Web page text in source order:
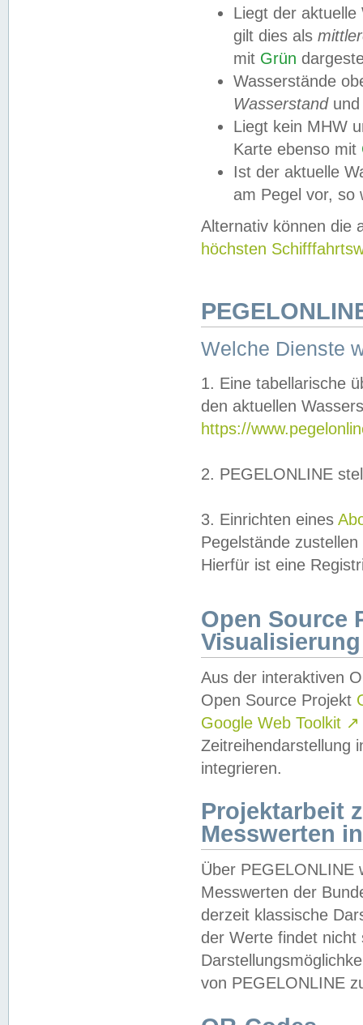
Liegt der
gilt dies als
mit Grün
Wasserstände
Wasserstandund
Liegt kein MHW
Karte ebenso mit
Ist der aktuelle
am Pegel vor,
Alternativ können die
höchsten
Welche Dienste
1. Eine tabellarische
den aktuellen
https://
2. PEGELONLINE
3. Einrichten eines
Pegelstände
Hierfür ist eine
Open Source
Visualisierung
Aus der interaktiven
Open Source Projekt
Google Web Toolkit ↗
Zeitreihendarstellung
integrieren.
Projektarbeit
Messwerten
Über PEGELONLINE
Messwerten der
derzeit klassische
der Werte findet
von PEGELONLINE